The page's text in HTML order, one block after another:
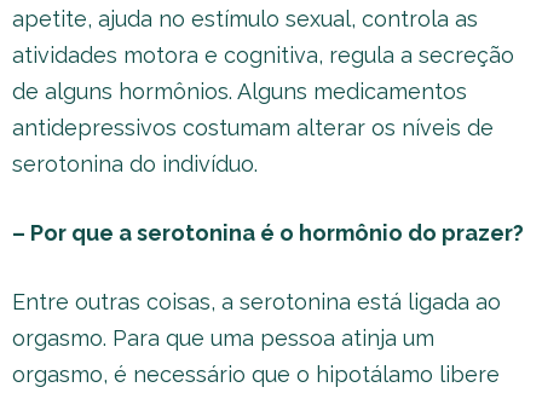
apetite, ajuda no estímulo sexual, controla as
atividades motora e cognitiva, regula a secreção
de alguns hormônios. Alguns medicamentos
antidepressivos costumam alterar os níveis de
serotonina do indivíduo.
– Por que a serotonina é o hormônio do prazer?
Entre outras coisas, a serotonina está ligada ao
orgasmo. Para que uma pessoa atinja um
orgasmo, é necessário que o hipotálamo libere